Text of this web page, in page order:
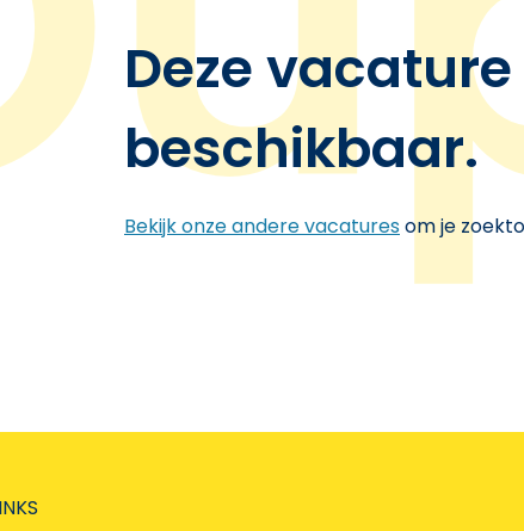
Deze
beschikbaar.
Bekijk onze andere vacaturesom je